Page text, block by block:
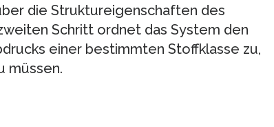
die Struktureigenschaften des
Schritt ordnet das System den
einer bestimmten Stoffklasse zu,
müssen.